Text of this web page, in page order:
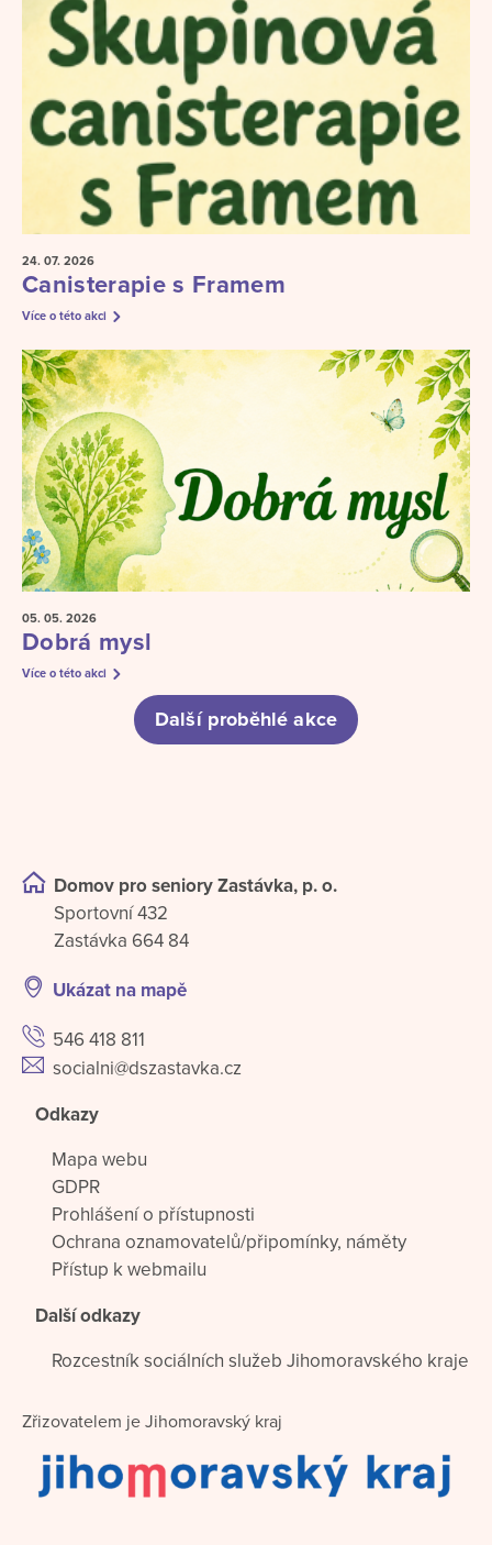
24. 07. 2026
Canisterapie s Framem
Více o této akci
05. 05. 2026
Dobrá mysl
Více o této akci
Další proběhlé akce
Domov pro seniory Zastávka, p. o.
Sportovní 432
Zastávka 664 84
Ukázat na mapě
546 418 811
socialni@dszastavka.cz
Odkazy
Mapa webu
GDPR
Prohlášení o přístupnosti
Ochrana oznamovatelů/připomínky, náměty
Přístup k webmailu
Další odkazy
Rozcestník sociálních služeb Jihomoravského kraje
Zřizovatelem je Jihomoravský kraj